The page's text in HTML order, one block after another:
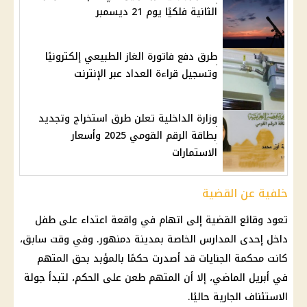
الثانية فلكيًا يوم 21 ديسمبر
طرق دفع فاتورة الغاز الطبيعي إلكترونيًا
وتسجيل قراءة العداد عبر الإنترنت
وزارة الداخلية تعلن طرق استخراج وتجديد
بطاقة الرقم القومي 2025 وأسعار
الاستمارات
خلفية عن القضية
تعود وقائع القضية إلى اتهام في واقعة اعتداء على طفل
داخل إحدى المدارس الخاصة بمدينة دمنهور. وفي وقت سابق،
كانت محكمة الجنايات قد أصدرت حكمًا بالمؤبد بحق المتهم
في أبريل الماضي، إلا أن المتهم طعن على الحكم، لتبدأ جولة
الاستئناف الجارية حاليًا.